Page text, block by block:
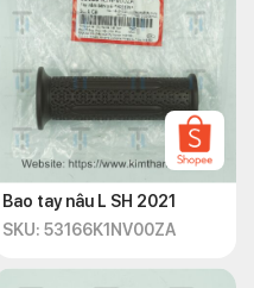
Bao tay nâu L SH 2021
SKU: 53166K1NV00ZA